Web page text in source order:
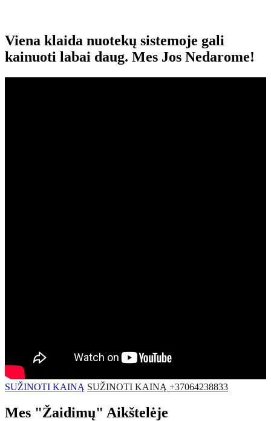
Viena klaida nuotekų sistemoje gali
kainuoti labai daug. Mes Jos Nedarome!
SUŽINOTI KAINĄ SUŽINOTI KAINĄ +37064238833
Mes "Žaidimų" Aikštelėje